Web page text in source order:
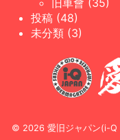
旧車會 (35)
投稿 (48)
未分類 (3)
© 2026 愛旧ジャパン(i-Q